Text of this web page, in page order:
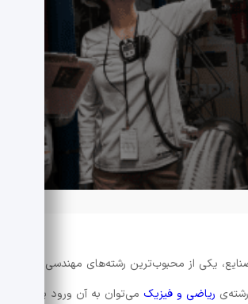
یکی از محبوب‌ترین رشته‌های مهندسی
ریاضی و فیزیک می‌توان به آن ورود پیدا